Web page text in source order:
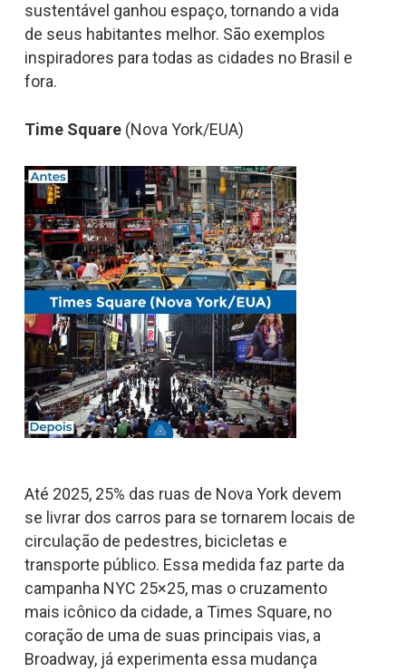
sustentável ganhou espaço, tornando a vida
de seus habitantes melhor. São exemplos
inspiradores para todas as cidades no Brasil e
fora.
Time Square(Nova York/EUA)
Até 2025, 25% das ruas de Nova York devem
se livrar dos carros para se tornarem locais de
circulação de pedestres, bicicletas e
transporte público. Essa medida faz parte da
campanha NYC 25×25, mas o cruzamento
mais icônico da cidade, a Times Square, no
coração de uma de suas principais vias, a
Broadway, já experimenta essa mudança